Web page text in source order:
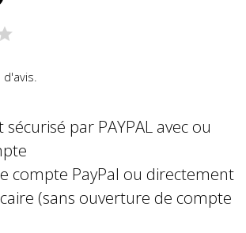
par PAYPAL avec ou
compte PayPal ou directement
(sans ouverture de compte